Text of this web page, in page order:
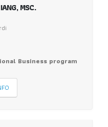
MSC.
Business program